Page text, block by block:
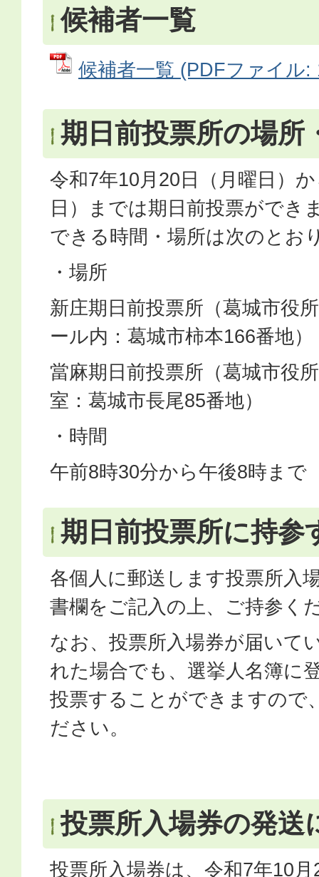
候補者一覧
候補者一覧 (PDFファイル:
期日前投票所の場所
令和7年10月20日（月曜日）
日）までは期日前投票ができ
できる時間・場所は次のとお
・場所
新庄期日前投票所（葛城市役
ール内：葛城市柿本166番地）
當麻期日前投票所（葛城市役
室：葛城市長尾85番地）​​​​​
・時間
午前8時30分から午後8時まで
期日前投票所に持参
各個人に郵送します投票所入
書欄をご記入の上、ご持参く
なお、投票所入場券が届いて
れた場合でも、選挙人名簿に
投票することができますので
ださい。
投票所入場券の発送
投票所入場券は、令和7年10